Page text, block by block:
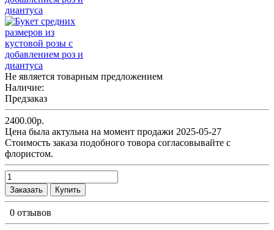
Не является товарным предложением
Наличие:
Предзаказ
2400.00р.
Цена была актульна на момент продажи 2025-05-27
Cтоимость заказа подобного товора согласовывайте с
флористом.
Заказать Купить
0 отзывов